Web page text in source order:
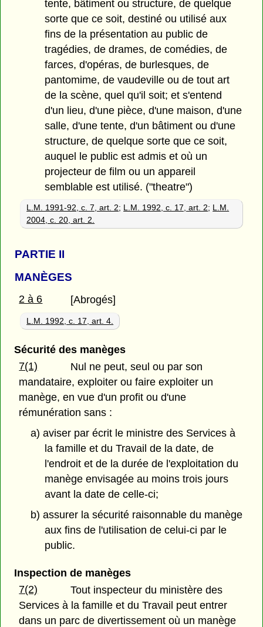
tente, bâtiment ou structure, de quelque
sorte que ce soit, destiné ou utilisé aux
fins de la présentation au public de
tragédies, de drames, de comédies, de
farces, d'opéras, de burlesques, de
pantomime, de vaudeville ou de tout art
de la scène, quel qu'il soit; et s'entend
d'un lieu, d'une pièce, d'une maison, d'une
salle, d'une tente, d'un bâtiment ou d'une
structure, de quelque sorte que ce soit,
auquel le public est admis et où un
projecteur de film ou un appareil
semblable est utilisé. ("theatre")
L.M. 1991-92, c. 7, art. 2; L.M. 1992, c. 17, art. 2; L.M.
2004, c. 20, art. 2.
PARTIE II
MANÈGES
2 à 6 [Abrogés]
L.M. 1992, c. 17, art. 4.
Sécurité des manèges
7(1)
Nul ne peut, seul ou par son
mandataire, exploiter ou faire exploiter un
manège, en vue d'un profit ou d'une
rémunération sans :
a) aviser par écrit le ministre des Services à
la famille et du Travail de la date, de
l'endroit et de la durée de l'exploitation du
manège envisagée au moins trois jours
avant la date de celle-ci;
b) assurer la sécurité raisonnable du manège
aux fins de l'utilisation de celui-ci par le
public.
Inspection de manèges
7(2)
Tout inspecteur du ministère des
Services à la famille et du Travail peut entrer
dans un parc de divertissement où un manège